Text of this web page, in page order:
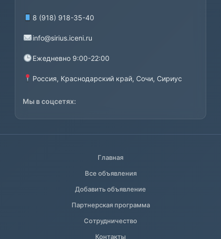
8 (918) 918-35-40
info@sirius.iceni.ru
Ежедневно 9:00-22:00
Россия, Краснодарский край, Сочи, Сириус
Мы в соцсетях:
Главная
Все объявления
Добавить объявление
Партнерская программа
Сотрудничество
Контакты